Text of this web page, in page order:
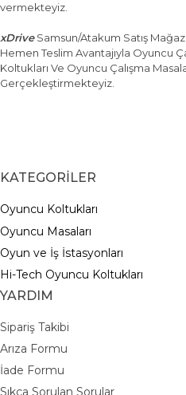
vermekteyiz.
xDriveSamsun/Atakum Satış
Hemen Teslim Avantajıyla Oyuncu
Koltukları Ve Oyuncu Çalışma
Gerçekleştirmekteyiz.
KATEGORİLER
Oyuncu Koltukları
Oyuncu Masaları
Oyun ve İş İstasyonları
Hi-Tech Oyuncu Koltukları
YARDIM
Sipariş Takibi
Arıza Formu
İade Formu
Sıkça Sorulan Sorular